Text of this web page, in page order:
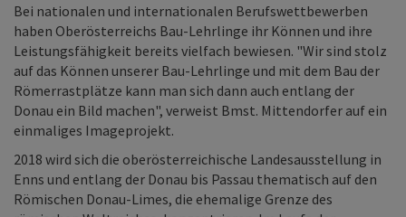
Bei nationalen und internationalen Berufswettbewerben
haben Oberösterreichs Bau-Lehrlinge ihr Können und ihre
Leistungsfähigkeit bereits vielfach bewiesen. "Wir sind stolz
auf das Können unserer Bau-Lehrlinge und mit dem Bau der
Römerrastplätze kann man sich dann auch entlang der
Donau ein Bild machen", verweist Bmst. Mittendorfer auf ein
einmaliges Imageprojekt.
2018 wird sich die oberösterreichische Landesausstellung in
Enns und entlang der Donau bis Passau thematisch auf den
Römischen Donau-Limes, die ehemalige Grenze des